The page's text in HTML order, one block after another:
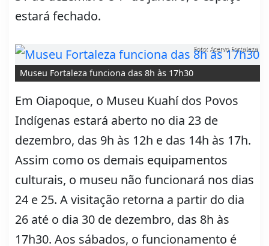
estará fechado.
Museu Fortaleza funciona das 8h às 17h30
Foto: Acervo Fortaleza
Em Oiapoque, o Museu Kuahí dos Povos
Indígenas estará aberto no dia 23 de
dezembro, das 9h às 12h e das 14h às 17h.
Assim como os demais equipamentos
culturais, o museu não funcionará nos dias
24 e 25. A visitação retorna a partir do dia
26 até o dia 30 de dezembro, das 8h às
17h30. Aos sábados, o funcionamento é